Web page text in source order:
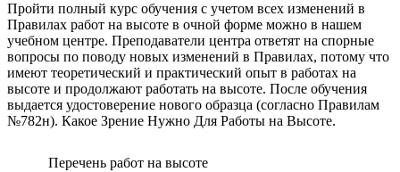
Пройти полный курс обучения с учетом всех изменений в
Правилах работ на высоте в очной форме можно в нашем
учебном центре. Преподаватели центра ответят на спорные
вопросы по поводу новых изменений в Правилах, потому что
имеют теоретический и практический опыт в работах на
высоте и продолжают работать на высоте. После обучения
выдается удостоверение нового образца (согласно Правилам
№782н). Какое Зрение Нужно Для Работы на Высоте.
Перечень работ на высоте